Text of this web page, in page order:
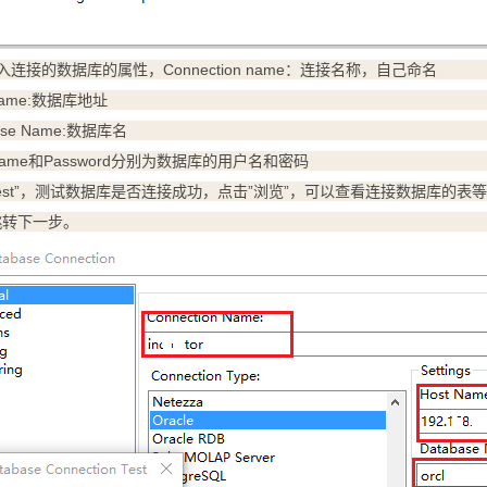
连接的数据库的属性，Connection name：连接名称，自己命名
数据库地址
Name:数据库名
和Password分别为数据库的用户名和密码
，测试数据库是否连接成功，点击”浏览”，可以查看连接数据库的表
下一步。